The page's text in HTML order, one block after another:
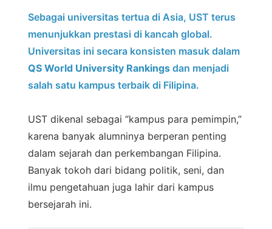
Sebagai universitas tertua di Asia, UST terus
menunjukkan prestasi di kancah global.
Universitas ini secara konsisten masuk dalam
QS World University Rankings dan menjadi
salah satu kampus terbaik di Filipina.
UST dikenal sebagai “kampus para pemimpin,”
karena banyak alumninya berperan penting
dalam sejarah dan perkembangan Filipina.
Banyak tokoh dari bidang politik, seni, dan
ilmu pengetahuan juga lahir dari kampus
bersejarah ini.